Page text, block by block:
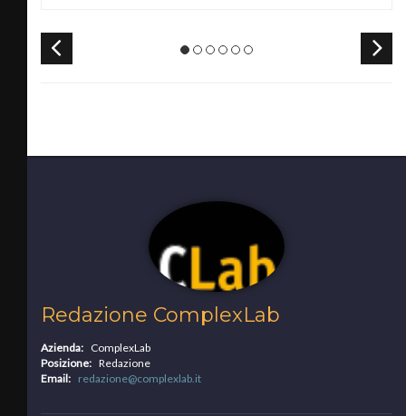
Redazione ComplexLab
Azienda: ComplexLab
Posizione: Redazione
Email: redazione@complexlab.it